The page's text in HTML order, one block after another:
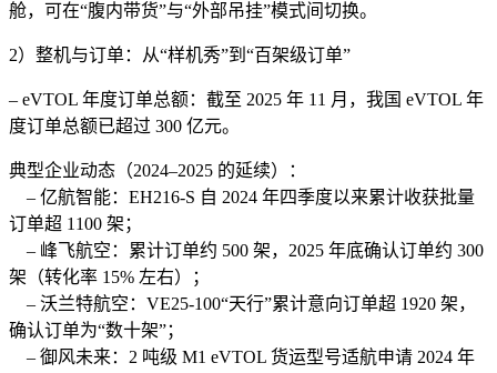
舱，可在“腹内带货”与“外部吊挂”模式间切换。
2）整机与订单：从“样机秀”到“百架级订单”
– eVTOL 年度订单总额：截至 2025 年 11 月，我国 eVTOL 年
度订单总额已超过 300 亿元。
典型企业动态（2024–2025 的延续）：
– 亿航智能：EH216-S 自 2024 年四季度以来累计收获批量
订单超 1100 架；
– 峰飞航空：累计订单约 500 架，2025 年底确认订单约 300
架（转化率 15% 左右）；
– 沃兰特航空：VE25-100“天行”累计意向订单超 1920 架，
确认订单为“数十架”；
– 御风未来：2 吨级 M1 eVTOL 货运型号适航申请 2024 年